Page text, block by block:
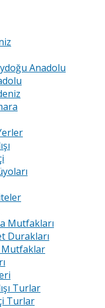
Anadolu
Mutfakları
Durakları
Mutfaklar
Turlar
Turlar